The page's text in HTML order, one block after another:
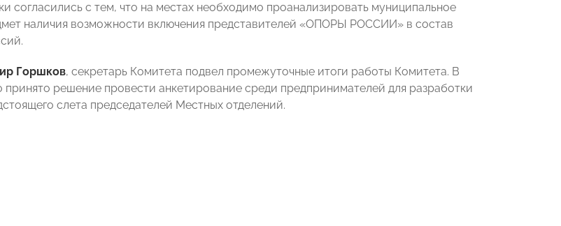
согласились с тем, что на местах необходимо проанализировать муниципальное
наличия возможности включения представителей «ОПОРЫ РОССИИ» в состав
Горшков, секретарь Комитета подвел промежуточные итоги работы Комитета. В
решение провести анкетирование среди предпринимателей для разработки
слета председателей Местных отделений.